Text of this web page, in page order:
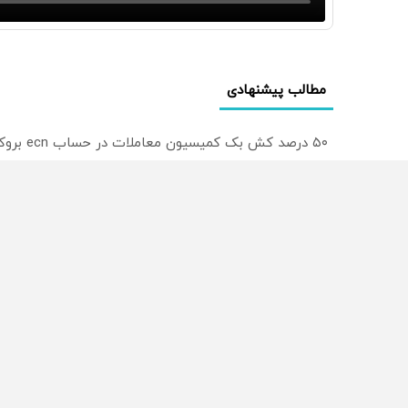
مطالب پیشنهادی
۵۰ درصد کش بک کمیسیون معاملات در حساب ecn بروکر اینوسلو